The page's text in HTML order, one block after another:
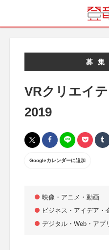
募
VRクリエイ
2019
Googleカレンダーに追加
映像・アニメ・動画
ビジネス・アイデア・
デジタル・Web・アプ